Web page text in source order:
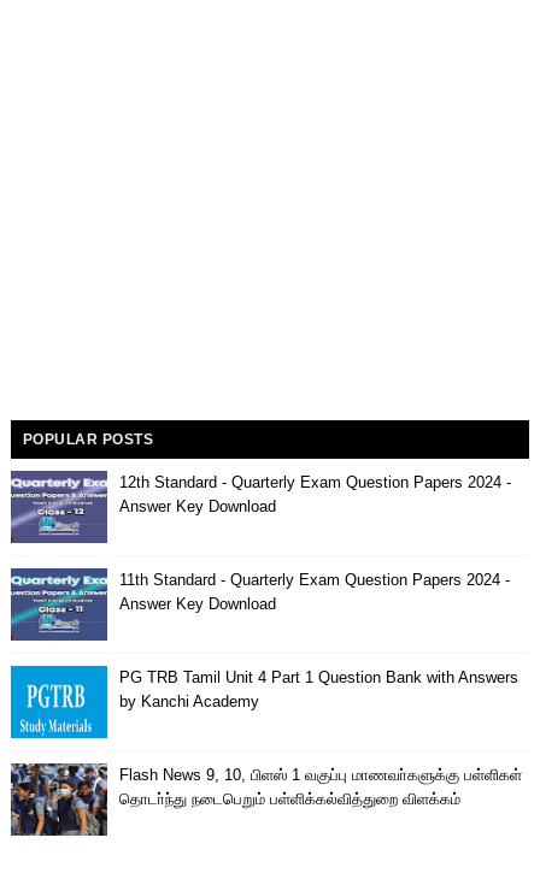
POPULAR POSTS
12th Standard - Quarterly Exam Question Papers 2024 -
Answer Key Download
11th Standard - Quarterly Exam Question Papers 2024 -
Answer Key Download
PG TRB Tamil Unit 4 Part 1 Question Bank with Answers
by Kanchi Academy
Flash News 9, 10, பிளஸ் 1 வகுப்பு மாணவா்களுக்கு பள்ளிகள்
தொடா்ந்து நடைபெறும் பள்ளிக்கல்வித்துறை விளக்கம்